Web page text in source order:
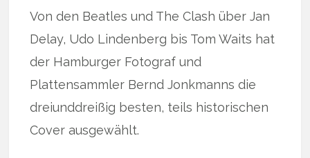
Von den Beatles und The Clash über Jan
Delay, Udo Lindenberg bis Tom Waits hat
der Hamburger Fotograf und
Plattensammler Bernd Jonkmanns die
dreiunddreißig besten, teils historischen
Cover ausgewählt.